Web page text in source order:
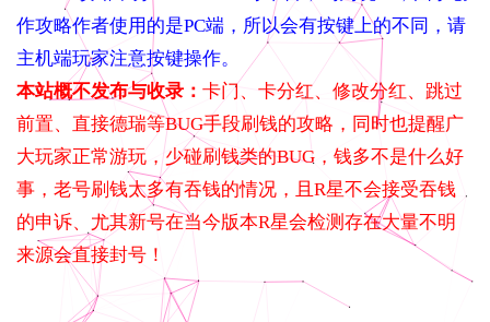
作攻略作者使用的是PC端，所以会有按键上的不同，请
主机端玩家注意按键操作。
本站概不发布与收录： 卡门、卡分红、修改分红、跳过
前置、直接德瑞等BUG手段刷钱的攻略，同时也提醒广
大玩家正常游玩，少碰刷钱类的BUG，钱多不是什么好
事，老号刷钱太多有吞钱的情况，且R星不会接受吞钱
的申诉、尤其新号在当今版本R星会检测存在大量不明
来源会直接封号！